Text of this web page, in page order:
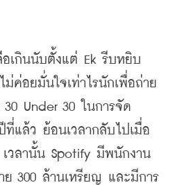
อเกินนับตั้งแต่ Ek รีบหยิบ
ม่ค่อยมั่นใจเท่าไรนักเพื่อถ่าย
30 Under 30
ในการจัด
ที่แล้ว ย้อนเวลากลับไปเมื่อ
เวลานั้น Spotify มีพนักงาน
ย 300 ล้านเหรียญ และมีการ